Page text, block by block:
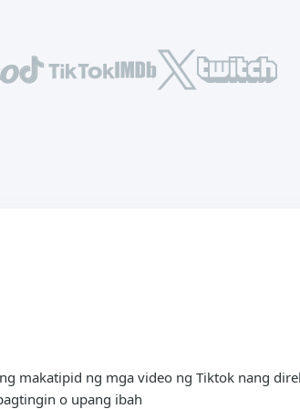
makatipid ng mga video ng Tiktok nang
o upang ibah